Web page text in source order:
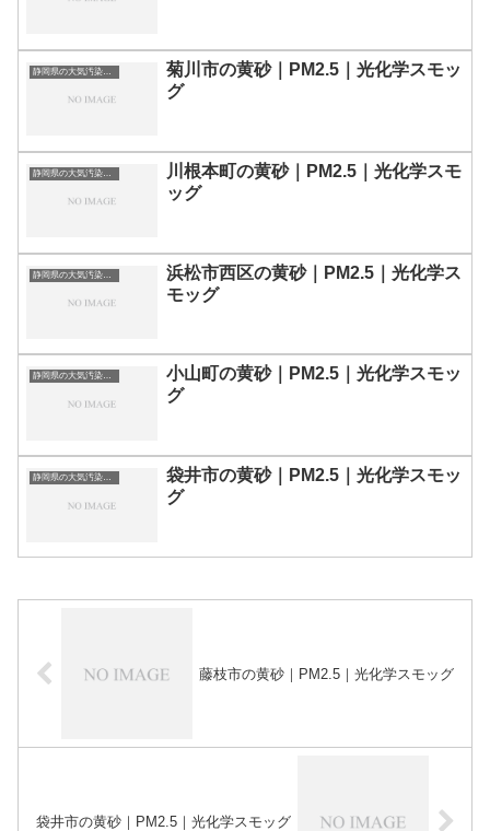
静岡県の大気汚染・PM2.5・黄砂・エアロゾルの数値
菊川市の黄砂｜PM2.5｜光化学スモッ
グ
静岡県の大気汚染・PM2.5・黄砂・エアロゾルの数値
川根本町の黄砂｜PM2.5｜光化学スモ
ッグ
静岡県の大気汚染・PM2.5・黄砂・エアロゾルの数値
浜松市西区の黄砂｜PM2.5｜光化学ス
モッグ
静岡県の大気汚染・PM2.5・黄砂・エアロゾルの数値
小山町の黄砂｜PM2.5｜光化学スモッ
グ
静岡県の大気汚染・PM2.5・黄砂・エアロゾルの数値
袋井市の黄砂｜PM2.5｜光化学スモッ
グ
藤枝市の黄砂｜PM2.5｜光化学スモッグ
袋井市の黄砂｜PM2.5｜光化学スモッグ